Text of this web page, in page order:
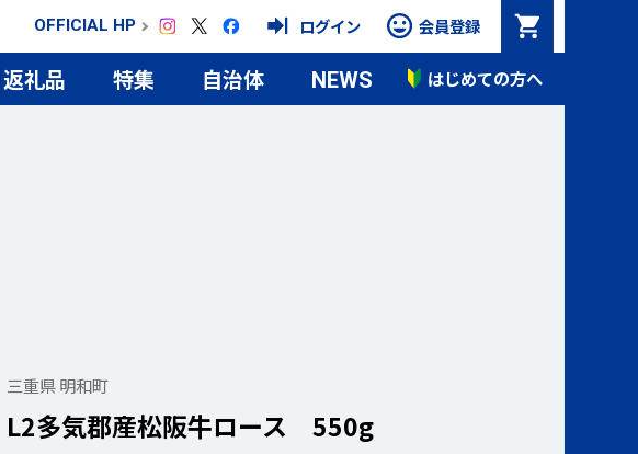
OFFICIAL HP ログイン 会員登録
返礼品 特集 自治体 NEWS はじめての方へ
三重県 明和町
L2多気郡産松阪牛ロース 550g